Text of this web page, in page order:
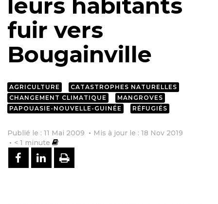
leurs habitants
fuir vers
Bougainville
AGRICULTURE
CATASTROPHES NATURELLES
CHANGEMENT CLIMATIQUE
MANGROVES
PAPOUASIE-NOUVELLE-GUINÉE
RÉFUGIÉS
Publié le : 11 Mai 2009
Mis à jour le : 18 Nov 2019
< 1 minute
PARTAGER SUR FACEBOOK
PARTAGER SUR LINKEDIN
IMPRIMER